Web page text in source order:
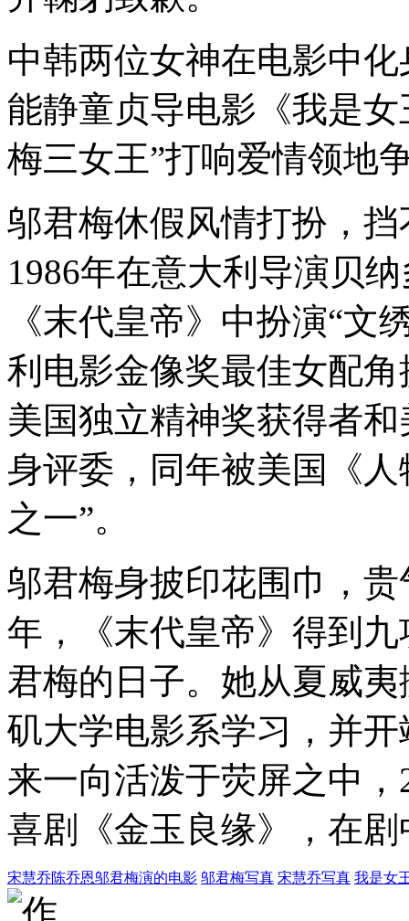
中韩两位女神在电影中
能静童贞导电影《我是
梅三女王”打响爱情领地
邬君梅休假风情打扮，
1986年在意大利导演贝
《末代皇帝》中扮演“文
利电影金像奖最佳女配
美国独立精神奖获得者
身评委，同年被美国《
之一”。
邬君梅身披印花围巾，
年，《末代皇帝》得到
君梅的日子。她从夏威
矶大学电影系学习，并
来一向活泼于荧屏之中
喜剧《金玉良缘》，在
宋慧乔陈乔恩邬君梅演的电影 邬君梅写真 宋慧乔写真 我是女